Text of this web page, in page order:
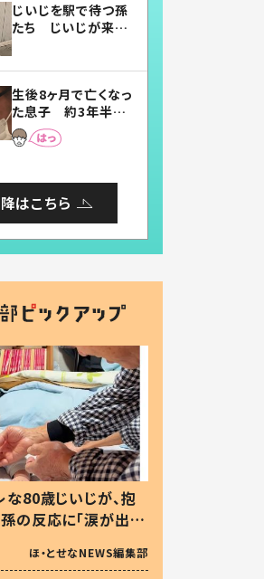
じいじを駅で待つ孫
たち じいじが来た
まらない」「幸せにな
れる」
生後8ヶ月で亡くなっ
た息子 約3年半
後、当時の妻の日記
に書いてあった本音
はこちら
な80歳じいじが、抱
の反応に「涙が出ま
方ない」
ほ・とせなNEWS編集部